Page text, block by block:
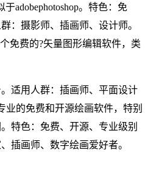
adobephotoshop。特色：免
：摄影师、插画师、设计师。
免费的?矢量图形编辑软件，类
适用人群：插画师、平面设计
业的免费和开源绘画软件，特别
特色：免费、开源、专业级别
插画师、数字绘画爱好者。